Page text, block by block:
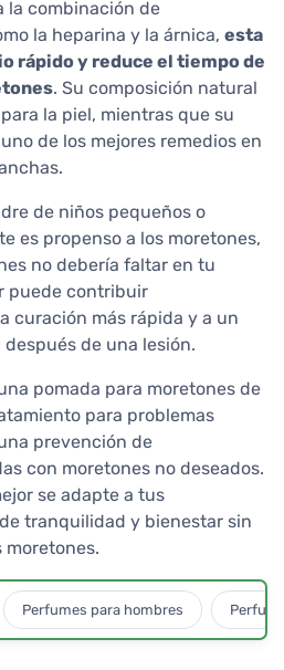
la combinación de
la heparina y la árnica, esta
rápido y reduce el tiempo de
. Su composición natural
la piel, mientras que su
de los mejores remedios en
de niños pequeños o
es propenso a los moretones,
no debería faltar en tu
puede contribuir
curación más rápida y a un
de una lesión.
pomada para moretones de
para problemas
prevención de
con moretones no deseados.
se adapte a tus
tranquilidad y bienestar sin
Perfumes para hombres